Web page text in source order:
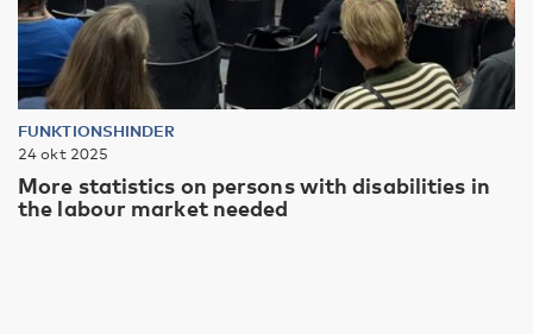
FUNKTIONSHINDER
24 okt 2025
More statistics on persons with disabilities in
the labour market needed